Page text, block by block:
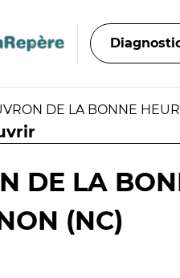
DE LA BONNE
DE LA
(NC)